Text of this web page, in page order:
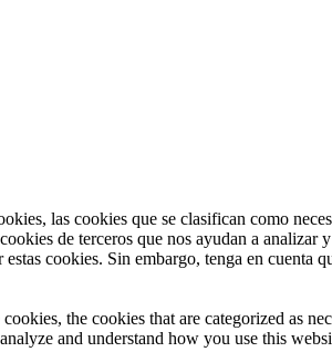
las cookies que se clasifican como
de terceros que nos ayudan a
cookies. Sin embargo, tenga en cuenta
the cookies that are categorized as
and understand how you use this